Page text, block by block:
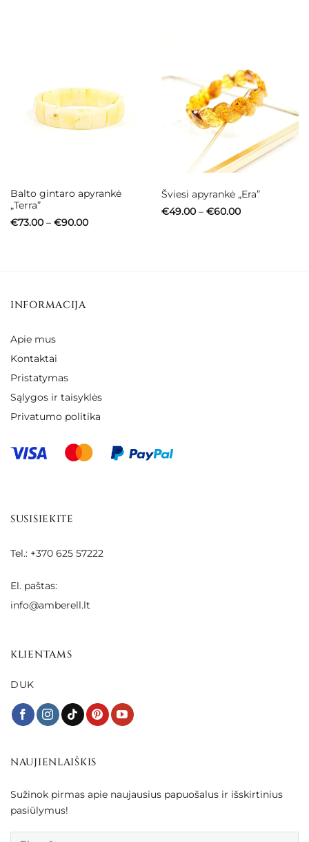
Balto gintaro apyrankė
„Terra”
€73.00 – €90.00Price
Šviesi apyrankė „Era”
€49.00 – €60.00Price
INFORMACIJA
Apie mus
Kontaktai
Pristatymas
Sąlygos ir taisyklės
Privatumo politika
SUSISIEKITE
Tel.: +370 625 57222
El. paštas:
info@amberell.lt
KLIENTAMS
DUK
NAUJIENLAIŠKIS
Sužinok pirmas apie naujausius papuošalus ir išskirtinius
pasiūlymus!